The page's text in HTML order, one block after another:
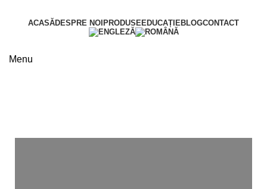
ACASĂDESPRE NOI PRODUSEEDUCAȚIEBLOGCONTACT
Menu